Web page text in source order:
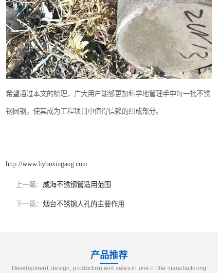
希望通过本文的梳理，广大用户能够更加科学地管理手中每一批不锈
钢圆钢，使其成为工程项目中值得信赖的组成部分。
http://www.hybuxiugang.com
上一篇： 威海不锈钢管适用范围
下一篇： 烟台不锈钢人孔的主要作用
产品推荐
Development, design, production and sales in one of the manufacturing